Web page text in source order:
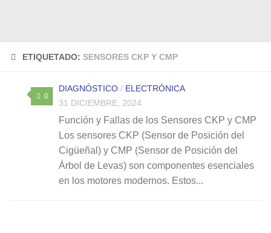
ETIQUETADO: SENSORES CKP Y CMP
0
DIAGNÓSTICO / ELECTRÓNICA
31 DICIEMBRE, 2024
Función y Fallas de los Sensores CKP y CMP
Los sensores CKP (Sensor de Posición del
Cigüeñal) y CMP (Sensor de Posición del
Árbol de Levas) son componentes esenciales
en los motores modernos. Estos...